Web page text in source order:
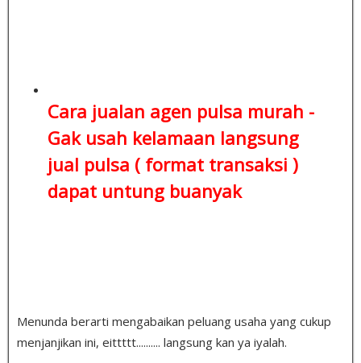
Cara jualan agen pulsa murah -
Gak usah kelamaan langsung
jual pulsa ( format transaksi )
dapat untung buanyak
Menunda berarti mengabaikan peluang usaha yang cukup
menjanjikan ini, eittttt.......... langsung kan ya iyalah.